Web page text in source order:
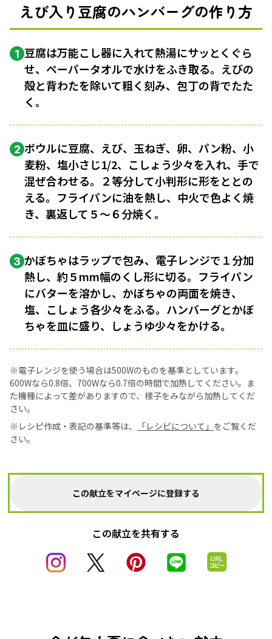
えび入り豆腐のハンバーグの作り方
1 豆腐は万能こし器に入れて熱湯にサッとくぐら
せ、ペーパータオルで水けをふき取る。えびの
殻と背わたを除いて粗く刻み、包丁の背でたた
く。
2 ボウルに豆腐、えび、玉ねぎ、卵、パン粉、小
麦粉、塩小さじ1/2、こしょう少々を入れ、手で
混ぜ合わせる。２等分して小判形に形をととの
える。フライパンに油を熱し、中火で色よく焼
き、裏返して５〜６分焼く。
3 かぼちゃはラップで包み、電子レンジで１分加
熱し、約５mm幅のくし形に切る。フライパン
にバターを溶かし、かぼちゃの両面を焼き、
塩、こしょう各少々をふる。ハンバーグとかぼ
ちゃを皿に盛り、しょうゆ少々をかける。
※電子レンジを使う場合は500Wのものを基準としています。
600Wなら0.8倍、700Wなら0.7倍の時間で加熱してください。ま
た機種によって差がありますので、様子をみながら加熱してくだ
さい。
※レシピ作成・表記の基準等は、
「レシピについて」 をご覧くだ
さい。
この献立をマイページに登録する
この献立を共有する